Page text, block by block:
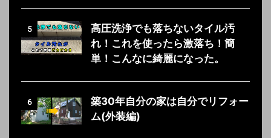
5
高圧洗浄でも落ちないタイル汚
れ！これを使ったら激落ち！簡
単！こんなに綺麗になった。
6
築30年自分の家は自分でリフォー
ム(外装編)